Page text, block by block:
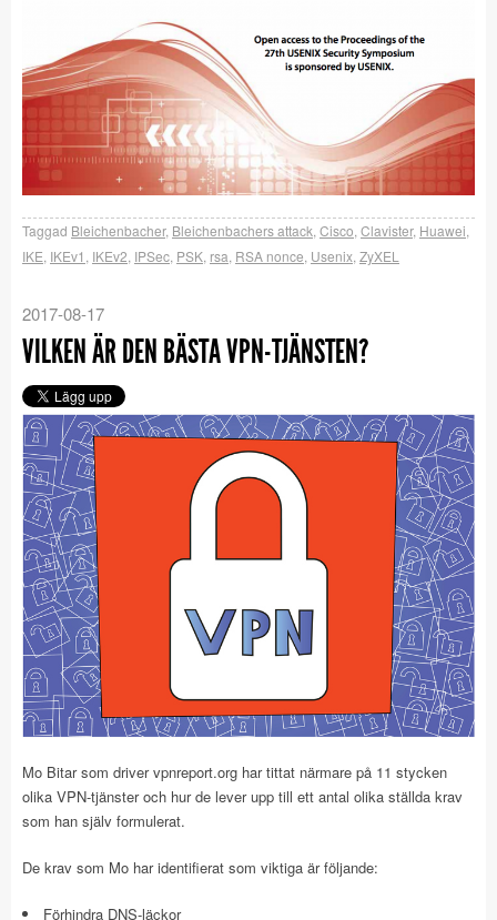
Taggad Bleichenbacher, Bleichenbachers attack Cisco Clavister, Huawei
IKE IKEv1 IKEv2 IPSec PSK rsa RSA nonce Usenix ZyXEL
2017-08-17
VILKEN ÄR DEN BÄSTA VPN-TJÄNSTEN?
Mo Bitar som driver vpnreport.org har tittat närmare på 11 stycken
olika VPN-tjänster och hur de lever upp till ett antal olika ställda krav
som han själv formulerat.
De krav som Mo har identifierat som viktiga är följande:
Förhindra DNS-läckor